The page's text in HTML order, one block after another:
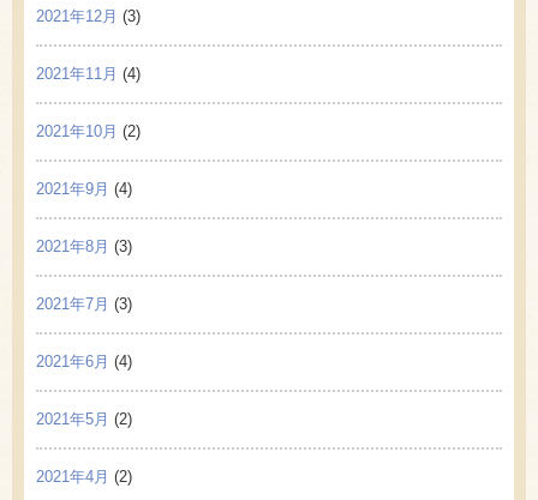
2021年12月 (3)
2021年11月 (4)
2021年10月 (2)
2021年9月 (4)
2021年8月 (3)
2021年7月 (3)
2021年6月 (4)
2021年5月 (2)
2021年4月 (2)